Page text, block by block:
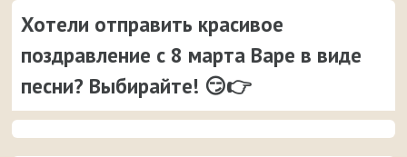
Хотели отправить красивое
поздравление с 8 марта Варе в виде
песни? Выбирайте! 😏👉